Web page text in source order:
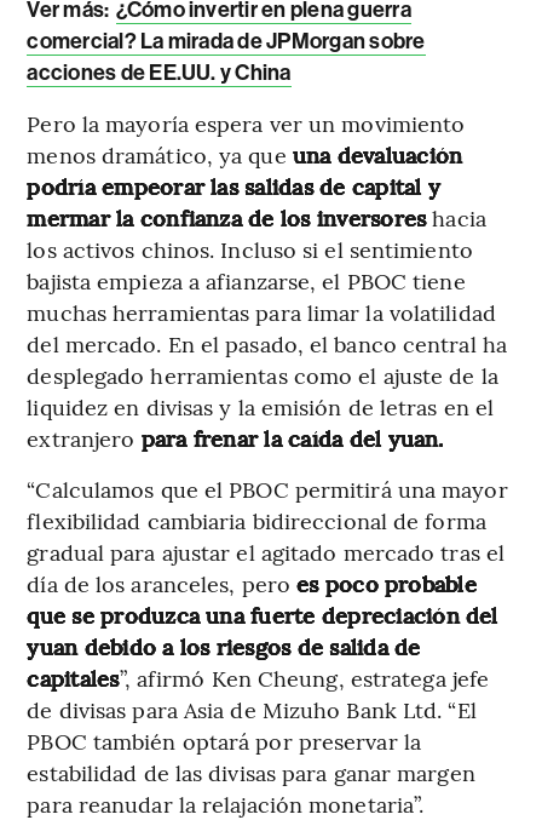
Ver más: ¿Cómo invertir en plena guerra
comercial? La mirada de JPMorgan sobre
acciones de EE.UU. y China
Pero la mayoría espera ver un movimiento
menos dramático, ya que una devaluación
podría empeorar las salidas de capital y
mermar la confianza de los inversoreshacia
los activos chinos. Incluso si el sentimiento
bajista empieza a afianzarse, el PBOC tiene
muchas herramientas para limar la volatilidad
del mercado. En el pasado, el banco central ha
desplegado herramientas como el ajuste de la
liquidez en divisas y la emisión de letras en el
extranjero para frenar la caída del yuan.
“Calculamos que el PBOC permitirá una mayor
flexibilidad cambiaria bidireccional de forma
gradual para ajustar el agitado mercado tras el
día de los aranceles, peroes poco probable
que se produzca una fuerte depreciación del
yuan debido a los riesgos de salida de
capitales”, afirmó Ken Cheung, estratega jefe
de divisas para Asia de Mizuho Bank Ltd. “El
PBOC también optará por preservar la
estabilidad de las divisas para ganar margen
para reanudar la relajación monetaria”.